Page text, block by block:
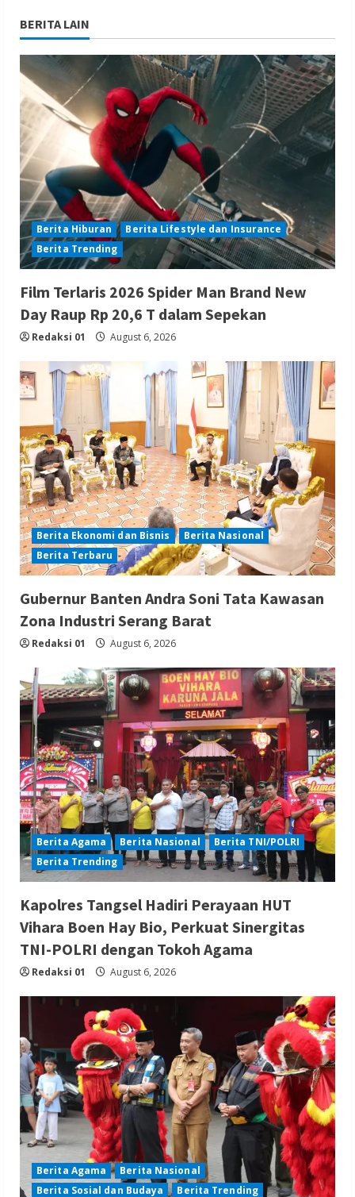
BERITA LAIN
Berita Hiburan
Berita Lifestyle dan Insurance
Berita Trending
Film Terlaris 2026 Spider Man Brand New
Day Raup Rp 20,6 T dalam Sepekan
Redaksi 01 August 6, 2026
Berita Ekonomi dan Bisnis
Berita Nasional
Berita Terbaru
Gubernur Banten Andra Soni Tata Kawasan
Zona Industri Serang Barat
Redaksi 01 August 6, 2026
Berita Agama Berita Nasional
Berita TNI/POLRI
Berita Trending
Kapolres Tangsel Hadiri Perayaan HUT
Vihara Boen Hay Bio, Perkuat Sinergitas
TNI-POLRI dengan Tokoh Agama
Redaksi 01 August 6, 2026
Berita Agama
Berita Nasional
Berita Sosial dan Budaya
Berita Trending